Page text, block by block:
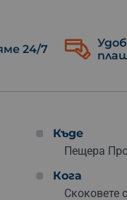
голям паркинг.
здрави.
години се нуждаят
24/7
Къде
Пещера
Кога
Скоковете